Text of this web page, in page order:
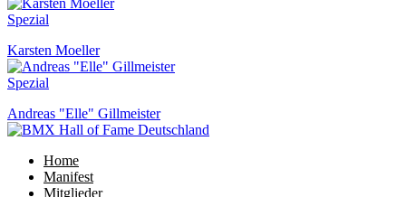
Spezial
Karsten Moeller
Spezial
Andreas "Elle" Gillmeister
Home
Manifest
Mitglieder